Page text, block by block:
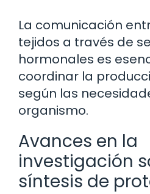
La comunicación
tejidos a través de
hormonales es
coordinar la
según las
organismo.
Avances en la
investigación
síntesis de